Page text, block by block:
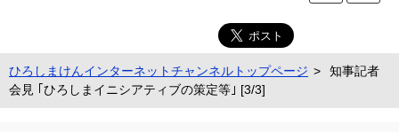
ひろしまけんインターネットチャンネルトップページ
知事記者
会見 ｢ひろしまイニシアティブの策定等｣ [3/3]